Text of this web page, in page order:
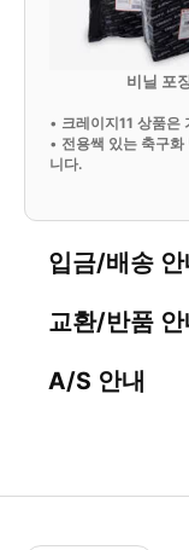
비닐 포
• 크레이지11 상품은
• 전용쌕 있는 축구
니다.
입금/배송 안
교환/반품 안
A/S 안내